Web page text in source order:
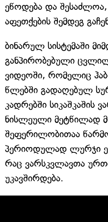
ეწოდება და
აფეთქების შემდეგ
ბინარულ სისტემაში
განპირობებული
ვიდეოში, რომელიც
წლებში გადაღებულ
კადრებში სიკაშკაშის
ნისლეული მეტწილად
შეფერილობითაა
პერიოდულად ლურჯი
რაც ვარსკვლავთა
უკავშირდება.